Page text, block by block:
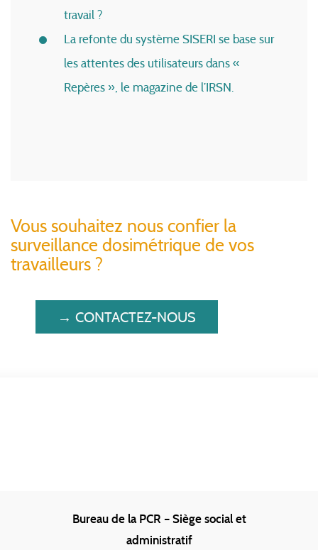
travail ?
La refonte du système SISERI se base sur
les attentes des utilisateurs dans «
Repères », le magazine de l’IRSN.
Vous souhaitez nous confier la
surveillance dosimétrique de vos
travailleurs ?
→ CONTACTEZ-NOUS
Bureau de la PCR – Siège social et
administratif